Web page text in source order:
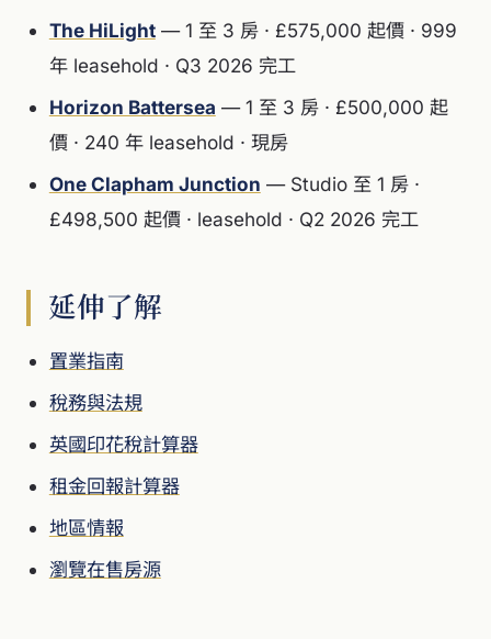
The HiLight— 1 至 3 房 · £575,000 起價 · 999
年 leasehold · Q3 2026 完工
Horizon Battersea — 1 至 3 房 · £500,000 起
價 · 240 年 leasehold · 現房
One Clapham Junction — Studio 至 1 房 ·
£498,500 起價 · leasehold · Q2 2026 完工
延伸了解
置業指南
稅務與法規
英國印花稅計算器
租金回報計算器
地區情報
瀏覽在售房源